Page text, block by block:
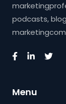
podcasts,
Menu